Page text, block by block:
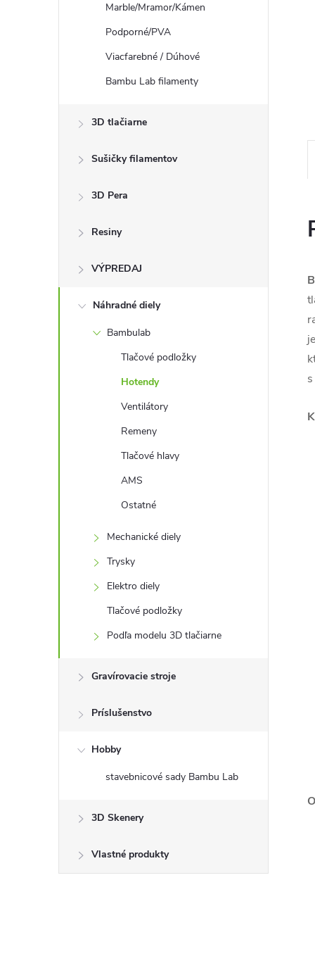
Marble/Mramor/Kámen
Podporné/PVA
Viacfarebné / Dúhové
Bambu Lab filamenty
3D tlačiarne
Sušičky filamentov
3D Pera
Resiny
VÝPREDAJ
Náhradné diely
Bambulab
Tlačové podložky
Hotendy
Ventilátory
Remeny
Tlačové hlavy
AMS
Ostatné
Mechanické diely
Trysky
Elektro diely
Tlačové podložky
Podľa modelu 3D tlačiarne
Gravírovacie stroje
Príslušenstvo
Hobby
stavebnicové sady Bambu Lab
3D Skenery
Vlastné produkty